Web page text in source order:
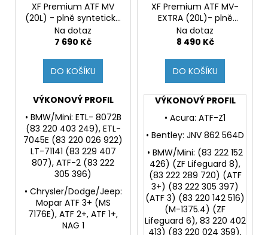
XF Premium ATF MV
(20L) - plně syntetická
kapalina pro
automatcké
řízení
Na dotaz
7 690 Kč
DO KOŠÍKU
VÝKONOVÝ PROFIL
• BMW/Mini: ETL- 8072B
(83 220 403 249), ETL-
7045E (83 220 026 922)
LT-71141 (83 229 407
807), ATF-2 (83 222
305 396)
• Chrysler/Dodge/Jeep:
Mopar ATF 3+ (MS
7176E), ATF 2+, ATF 1+,
NAG 1
XF Premium ATF MV-
EXTRA (20L)- plně
syntetická kapalina
pro automatcké
řízení
Na dotaz
8 490 Kč
DO KOŠÍKU
VÝKONOVÝ PROFIL
• Acura: ATF-Z1
• Bentley: JNV 862 564D
• BMW/Mini: (83 222 152
426) (ZF Lifeguard 8),
(83 222 289 720) (ATF
3+) (83 222 305 397)
(ATF 3) (83 220 142 516)
(M-1375.4) (ZF
Lifeguard 6), 83 220 402
413) (83 220 024 359),